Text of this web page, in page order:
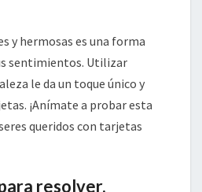
y hermosas es una forma
sentimientos. Utilizar
le da un toque único y
¡Anímate a probar esta
queridos con tarjetas
resolver.